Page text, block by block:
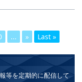
... » Last »
等を定期的に配信して